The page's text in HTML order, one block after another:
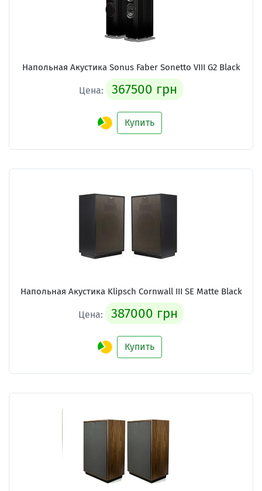
Напольная Акустика Sonus Faber Sonetto VIII G2 Black
Цена: 367500 грн
Купить
Напольная Акустика Klipsch Cornwall III SE Matte Black
Цена: 387000 грн
Купить